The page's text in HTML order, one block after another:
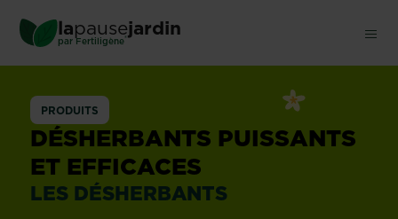
main
content
lapausejardin
par Fertiligène®
Désherbants
PRODUITS
DÉSHERBANTS PUISSANTS
ET EFFICACES
LES DÉSHERBANTS